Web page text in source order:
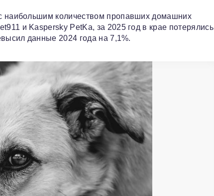
наибольшим количеством пропавших домашних
и Kaspersky PetKa, за 2025 год в крае потерялись
данные 2024 года на 7,1%.